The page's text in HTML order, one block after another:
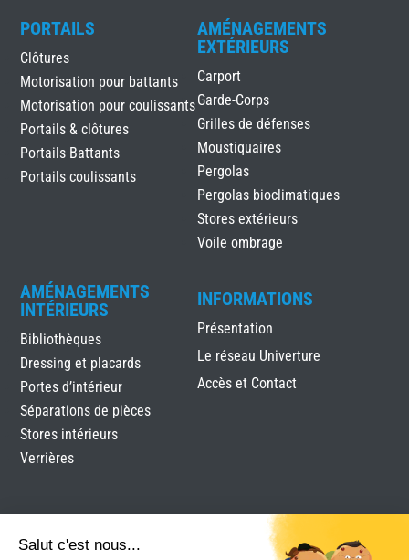
PORTAILS
Clôtures
Motorisation pour battants
Motorisation pour coulissants
Portails & clôtures
Portails Battants
Portails coulissants
AMÉNAGEMENTS
EXTÉRIEURS
Carport
Garde-Corps
Grilles de défenses
Moustiquaires
Pergolas
Pergolas bioclimatiques
Stores extérieurs
Voile ombrage
AMÉNAGEMENTS
INTÉRIEURS
Bibliothèques
Dressing et placards
Portes d’intérieur
Séparations de pièces
Stores intérieurs
Verrières
INFORMATIONS
Présentation
Le réseau Univerture
Accès et Contact
Salut c'est nous...